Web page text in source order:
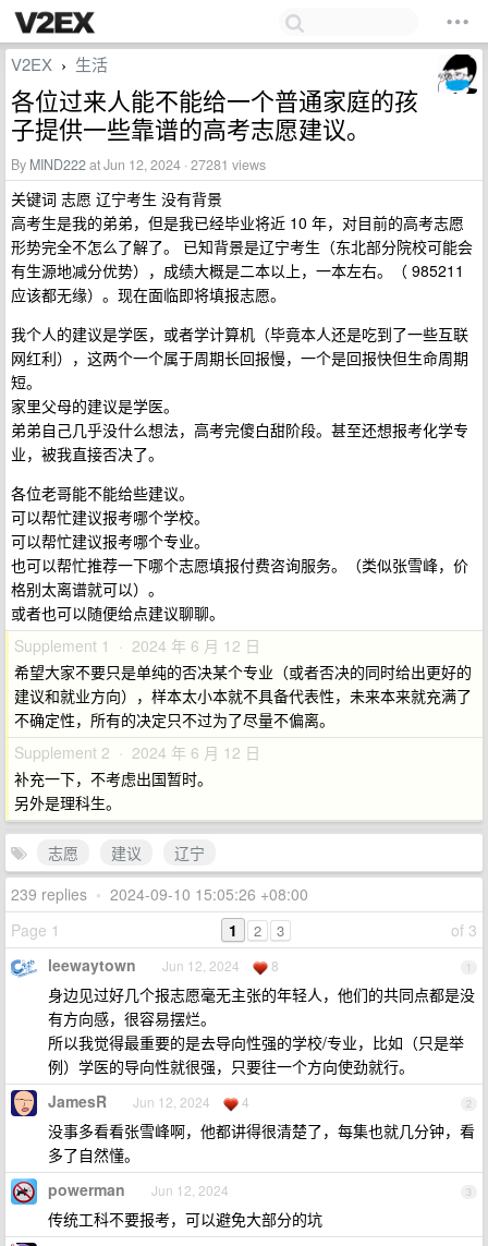
V2EX › 生活
各位过来人能不能给一个普通家庭的孩
子提供一些靠谱的高考志愿建议。
By MIND222at Jun 12, 2024 · 27281 views
关键词 志愿 辽宁考生 没有背景
高考生是我的弟弟，但是我已经毕业将近 10 年，对目前的高考志愿
形势完全不怎么了解了。 已知背景是辽宁考生（东北部分院校可能会
有生源地减分优势），成绩大概是二本以上，一本左右。（ 985211
应该都无缘）。现在面临即将填报志愿。
我个人的建议是学医，或者学计算机（毕竟本人还是吃到了一些互联
网红利），这两个一个属于周期长回报慢，一个是回报快但生命周期
短。
家里父母的建议是学医。
弟弟自己几乎没什么想法，高考完傻白甜阶段。甚至还想报考化学专
业，被我直接否决了。
各位老哥能不能给些建议。
可以帮忙建议报考哪个学校。
可以帮忙建议报考哪个专业。
也可以帮忙推荐一下哪个志愿填报付费咨询服务。（类似张雪峰，价
格别太离谱就可以）。
或者也可以随便给点建议聊聊。
Supplement 1 · 2024 年 6 月 12 日
希望大家不要只是单纯的否决某个专业（或者否决的同时给出更好的
建议和就业方向），样本太小本就不具备代表性，未来本来就充满了
不确定性，所有的决定只不过为了尽量不偏离。
Supplement 2 · 2024 年 6 月 12 日
补充一下，不考虑出国暂时。
另外是理科生。
志愿 建议
辽宁
239 replies • 2024-09-10 15:05:26 +08:00
Page 1
of 3
1 2 3
1
leewaytown Jun 12, 2024 8
身边见过好几个报志愿毫无主张的年轻人，他们的共同点都是没
有方向感，很容易摆烂。
所以我觉得最重要的是去导向性强的学校/专业，比如（只是举
例）学医的导向性就很强，只要往一个方向使劲就行。
2
JamesR Jun 12, 2024 4
没事多看看张雪峰啊，他都讲得很清楚了，每集也就几分钟，看
多了自然懂。
3
powerman Jun 12, 2024
传统工科不要报考，可以避免大部分的坑